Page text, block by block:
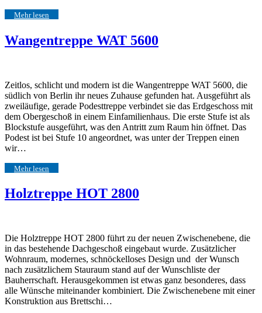
Mehr lesen
Wangentreppe WAT 5600
Zeitlos, schlicht und modern ist die Wangentreppe WAT 5600, die
südlich von Berlin ihr neues Zuhause gefunden hat. Ausgeführt als
zweiläufige, gerade Podesttreppe verbindet sie das Erdgeschoss mit
dem Obergeschoß in einem Einfamilienhaus. Die erste Stufe ist als
Blockstufe ausgeführt, was den Antritt zum Raum hin öffnet. Das
Podest ist bei Stufe 10 angeordnet, was unter der Treppen einen
wir…
Mehr lesen
Holztreppe HOT 2800
Die Holztreppe HOT 2800 führt zu der neuen Zwischenebene, die
in das bestehende Dachgeschoß eingebaut wurde. Zusätzlicher
Wohnraum, modernes, schnöckelloses Design und der Wunsch
nach zusätzlichem Stauraum stand auf der Wunschliste der
Bauherrschaft. Herausgekommen ist etwas ganz besonderes, dass
alle Wünsche miteinander kombiniert. Die Zwischenebene mit einer
Konstruktion aus Brettschi…